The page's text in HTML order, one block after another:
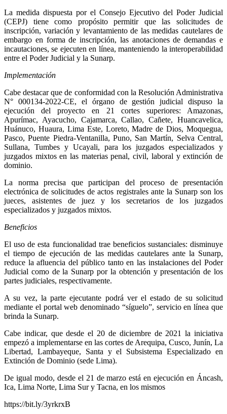
La medida dispuesta por el Consejo Ejecutivo del Poder Judicial
(CEPJ) tiene como propósito permitir que las solicitudes de
inscripción, variación y levantamiento de las medidas cautelares de
embargo en forma de inscripción, las anotaciones de demandas e
incautaciones, se ejecuten en línea, manteniendo la interoperabilidad
entre el Poder Judicial y la Sunarp.
Implementación
Cabe destacar que de conformidad con la Resolución Administrativa
N° 000134-2022-CE, el órgano de gestión judicial dispuso la
ejecución del proyecto en 21 cortes superiores: Amazonas,
Apurímac, Ayacucho, Cajamarca, Callao, Cañete, Huancavelica,
Huánuco, Huaura, Lima Este, Loreto, Madre de Dios, Moquegua,
Pasco, Puente Piedra-Ventanilla, Puno, San Martín, Selva Central,
Sullana, Tumbes y Ucayali, para los juzgados especializados y
juzgados mixtos en las materias penal, civil, laboral y extinción de
dominio.
La norma precisa que participan del proceso de presentación
electrónica de solicitudes de actos registrales ante la Sunarp son los
jueces, asistentes de juez y los secretarios de los juzgados
especializados y juzgados mixtos.
Beneficios
El uso de esta funcionalidad trae beneficios sustanciales: disminuye
el tiempo de ejecución de las medidas cautelares ante la Sunarp,
reduce la afluencia del público tanto en las instalaciones del Poder
Judicial como de la Sunarp por la obtención y presentación de los
partes judiciales, respectivamente.
A su vez, la parte ejecutante podrá ver el estado de su solicitud
mediante el portal web denominado “síguelo”, servicio en línea que
brinda la Sunarp.
Cabe indicar, que desde el 20 de diciembre de 2021 la iniciativa
empezó a implementarse en las cortes de Arequipa, Cusco, Junín, La
Libertad, Lambayeque, Santa y el Subsistema Especializado en
Extinción de Dominio (sede Lima).
De igual modo, desde el 21 de marzo está en ejecución en Áncash,
Ica, Lima Norte, Lima Sur y Tacna, en los mismos
https://bit.ly/3yrkrxB